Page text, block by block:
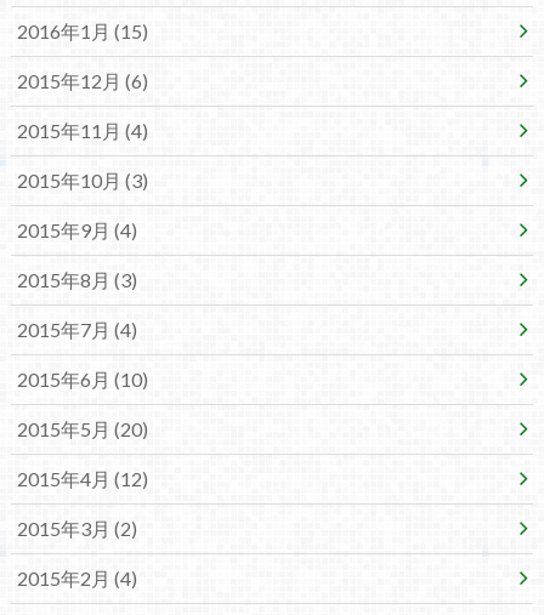
2016年1月 (15)
2015年12月 (6)
2015年11月 (4)
2015年10月 (3)
2015年9月 (4)
2015年8月 (3)
2015年7月 (4)
2015年6月 (10)
2015年5月 (20)
2015年4月 (12)
2015年3月 (2)
2015年2月 (4)